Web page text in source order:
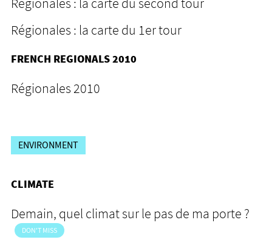
Régionales : la carte du 1er tour
FRENCH REGIONALS 2010
Régionales 2010
ENVIRONMENT
CLIMATE
Demain, quel climat sur le pas de ma porte ?
DON'T MISS